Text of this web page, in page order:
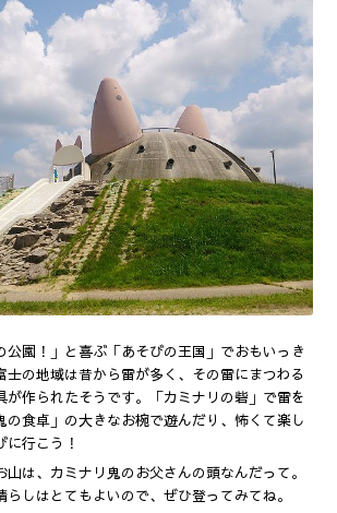
公園！」と喜ぶ「あそびの王国」でおもいっき
士の地域は昔から雷が多く、その雷にまつわる
が作られたそうです。「カミナリの砦」で雷を
の食卓」の大きなお椀で遊んだり、怖くて楽し
に行こう！
は、カミナリ鬼のお父さんの頭なんだって。
しはとてもよいので、ぜひ登ってみてね。